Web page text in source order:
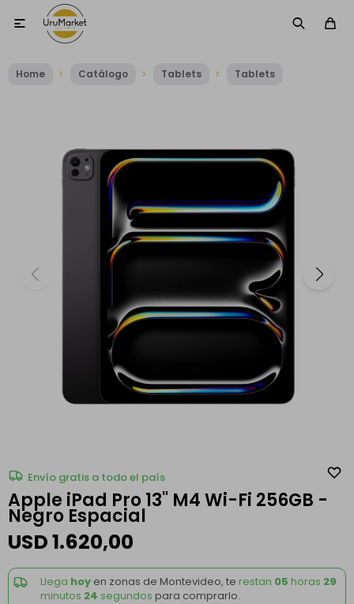

Home Catálogo Tablets Tablets
Envío gratis a todo el país
Apple iPad Pro 13" M4 Wi-Fi 256GB -
Negro Espacial
USD1.620,00
Llega hoy en zonas de Montevideo, te restan 05 horas 29
minutos 24 segundos para comprarlo.